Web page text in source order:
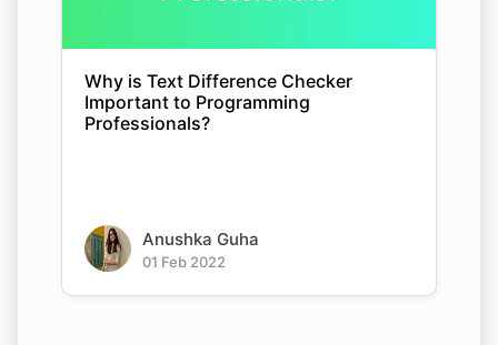
Why is Text Difference Checker
Important to Programming
Professionals?
Anushka Guha
01 Feb 2022